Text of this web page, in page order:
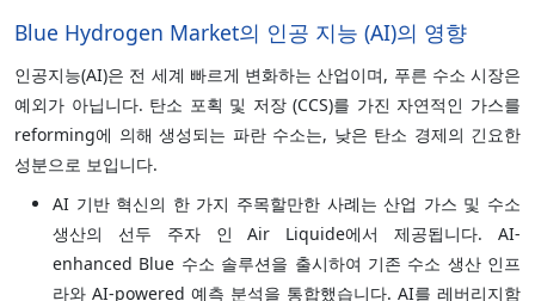
Blue Hydrogen Market의 인공 지능 (AI)의 영향
인공지능(AI)은 전 세계 빠르게 변화하는 산업이며, 푸른 수소 시장은
예외가 아닙니다. 탄소 포획 및 저장 (CCS)를 가진 자연적인 가스를
reforming에 의해 생성되는 파란 수소는, 낮은 탄소 경제의 긴요한
성분으로 보입니다.
AI 기반 혁신의 한 가지 주목할만한 사례는 산업 가스 및 수소
생산의 선두 주자 인 Air Liquide에서 제공됩니다. AI-
enhanced Blue 수소 솔루션을 출시하여 기존 수소 생산 인프
라와 AI-powered 예측 분석을 통합했습니다. AI를 레버리지함